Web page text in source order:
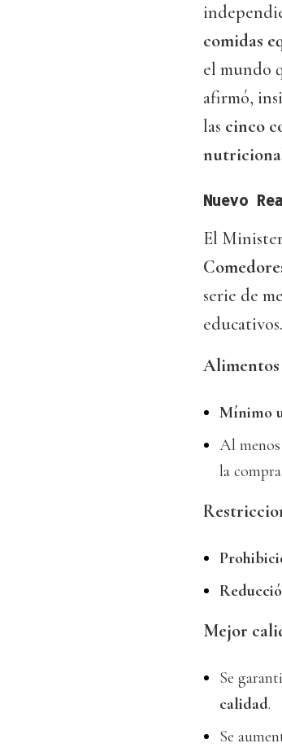
comidas
el mundo
afirmó,
las cinco
Nuevo
El
serie de
Alimentos
Mínimo
Al
la
Mejor
Se
calidad.
Se